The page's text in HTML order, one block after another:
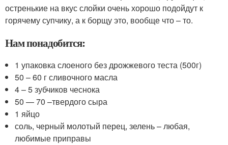
остренькие на вкус слойки очень хорошо подойдут к
горячему супчику, а к борщу это, вообще что – то.
Нам понадобится:
1 упаковка слоеного без дрожжевого теста (500г)
50 – 60 г сливочного масла
4 – 5 зубчиков чеснока
50 — 70 –твердого сыра
1 яйцо
соль, черный молотый перец, зелень – любая,
любимые приправы